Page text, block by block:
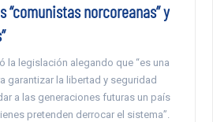
“comunistas norcoreanas” y
la legislación alegando que “es una
garantizar la libertad y seguridad
a las generaciones futuras un país
pretenden derrocar el sistema”.